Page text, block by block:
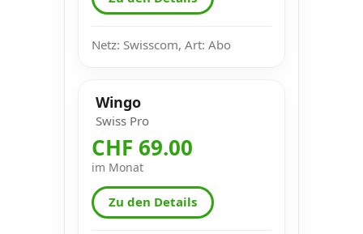
Netz: Swisscom, Art: Abo
Wingo
Swiss Pro
CHF 69.00
im Monat
Zu den Details